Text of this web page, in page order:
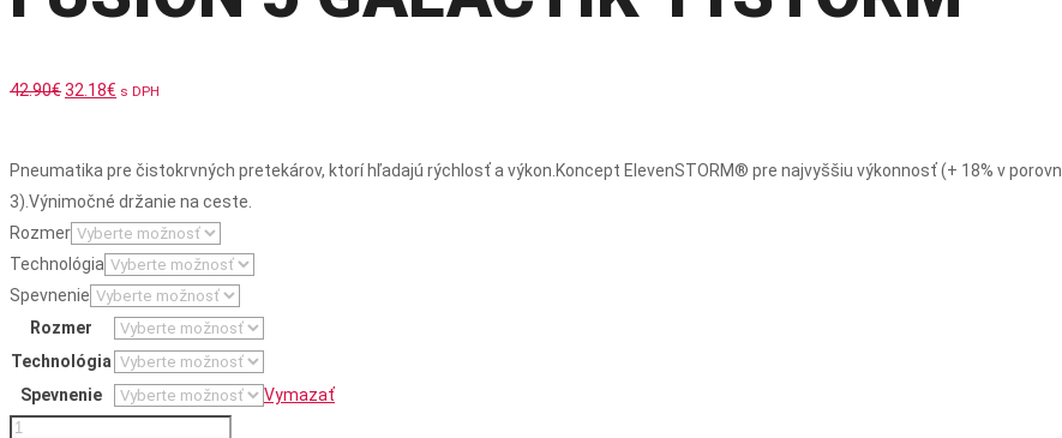
42.90€Pôvodná
42.90€.
32.18€ Aktuálna
32.18€.
s DPH
Pneumatika pre čistokrvných pretekárov, ktorí hľadajú rýchlosť a výkon. Koncept ElevenSTORM® pre najvyššiu výkonnosť (+ 18% v
3). Výnimočné držanie na ceste.
Rozmer
Technológia
Spevnenie
Rozmer
Technológia
Spevnenie
Vymazať
množstvo